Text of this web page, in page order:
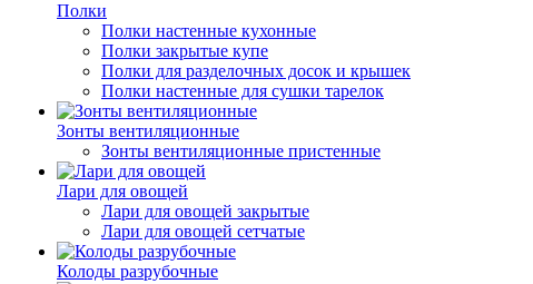
Полки
Полки настенные кухонные
Полки закрытые купе
Полки для разделочных досок и крышек
Полки настенные для сушки тарелок
Зонты вентиляционные
Зонты вентиляционные пристенные
Лари для овощей
Лари для овощей закрытые
Лари для овощей сетчатые
Колоды разрубочные